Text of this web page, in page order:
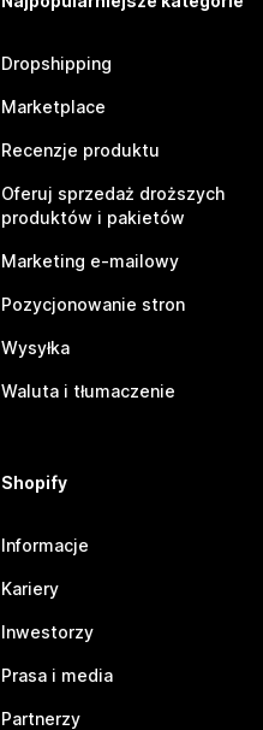
Dropshipping
Marketplace
Recenzje produktu
Oferuj sprzedaż droższych
produktów i pakietów
Marketing e-mailowy
Pozycjonowanie stron
Wysyłka
Waluta i tłumaczenie
Shopify
Informacje
Kariery
Inwestorzy
Prasa i media
Partnerzy